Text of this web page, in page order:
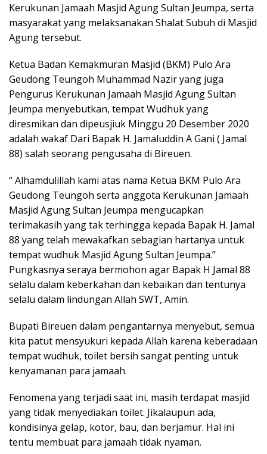
Kerukunan Jamaah Masjid Agung Sultan Jeumpa, serta
masyarakat yang melaksanakan Shalat Subuh di Masjid
Agung tersebut.
Ketua Badan Kemakmuran Masjid (BKM) Pulo Ara
Geudong Teungoh Muhammad Nazir yang juga
Pengurus Kerukunan Jamaah Masjid Agung Sultan
Jeumpa menyebutkan, tempat Wudhuk yang
diresmikan dan dipeusjiuk Minggu 20 Desember 2020
adalah wakaf Dari Bapak H. Jamaluddin A Gani ( Jamal
88) salah seorang pengusaha di Bireuen.
“ Alhamdulillah kami atas nama Ketua BKM Pulo Ara
Geudong Teungoh serta anggota Kerukunan Jamaah
Masjid Agung Sultan Jeumpa mengucapkan
terimakasih yang tak terhingga kepada Bapak H. Jamal
88 yang telah mewakafkan sebagian hartanya untuk
tempat wudhuk Masjid Agung Sultan Jeumpa.”
Pungkasnya seraya bermohon agar Bapak H Jamal 88
selalu dalam keberkahan dan kebaikan dan tentunya
selalu dalam lindungan Allah SWT, Amin.
Bupati Bireuen dalam pengantarnya menyebut, semua
kita patut mensyukuri kepada Allah karena keberadaan
tempat wudhuk, toilet bersih sangat penting untuk
kenyamanan para jamaah.
Fenomena yang terjadi saat ini, masih terdapat masjid
yang tidak menyediakan toilet. Jikalaupun ada,
kondisinya gelap, kotor, bau, dan berjamur. Hal ini
tentu membuat para jamaah tidak nyaman.